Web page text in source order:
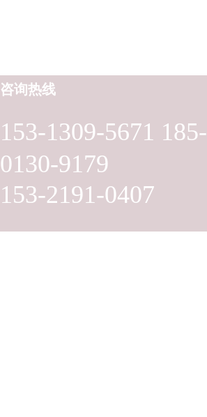
153-1309-5671 185-
0130-9179
153-2191-0407
咨询热线